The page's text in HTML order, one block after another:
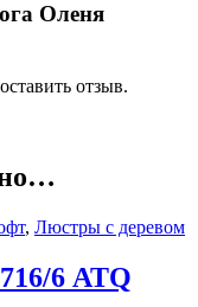
Оленя
отзыв.
, Люстры с деревом
6 ATQ